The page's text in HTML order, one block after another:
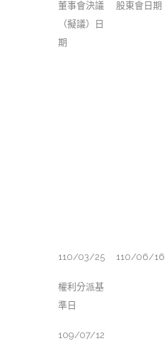
董事會決議
（擬議）日
期
股東會日期
110/03/25 110/06/16
權利分派基
準日
109/07/12